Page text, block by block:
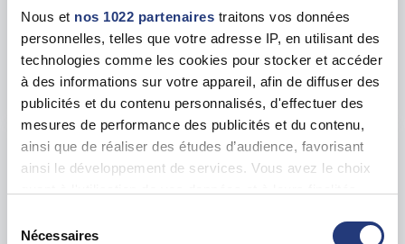
Nous et nos 1022 partenaires traitons vos données
personnelles, telles que votre adresse IP, en utilisant des
technologies comme les cookies pour stocker et accéder
à des informations sur votre appareil, afin de diffuser des
publicités et du contenu personnalisés, d'effectuer des
mesures de performance des publicités et du contenu,
ainsi que de réaliser des études d’audience, favorisant
ainsi le développement de services. Vous avez le choix
tout moment en consultant la Déclaration relative aux
Nécessaires
En forte demande
Adresse
21 Av. Jean Moulin, 93100 Montreuil
Voir toutes les dates de tests
93 - Pantin dès lemar. 25 août
110.00 €
Adresse